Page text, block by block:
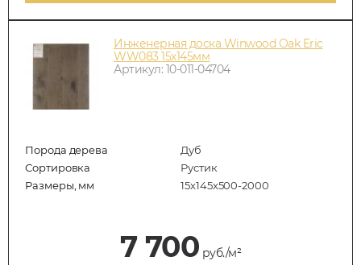
Инженерная доска Winwood Oak Eric
WW083 15х145мм
Артикул: 10-011-04704
Порода дерева
Дуб
Сортировка
Рустик
Размеры, мм
15х145х500-2000
7 700 руб./м²